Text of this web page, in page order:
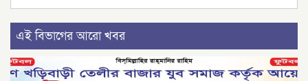
এই বিভাগের আরো খবর